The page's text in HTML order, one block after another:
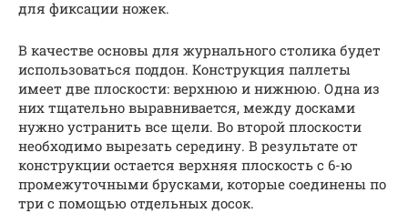
для фиксации ножек.
В качестве основы для журнального столика будет
использоваться поддон. Конструкция паллеты
имеет две плоскости: верхнюю и нижнюю. Одна из
них тщательно выравнивается, между досками
нужно устранить все щели. Во второй плоскости
необходимо вырезать середину. В результате от
конструкции остается верхняя плоскость с 6-ю
промежуточными брусками, которые соединены по
три с помощью отдельных досок.